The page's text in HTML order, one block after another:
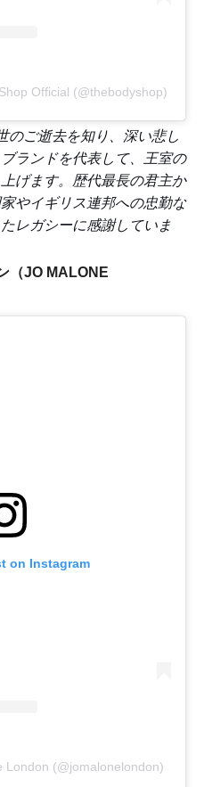
Official (@thebodyshop)
のご逝去を知り、深い悲し
ランドを代表して、王室の
げます。歴代最長の君主か
やイギリス連邦への忠勤な
レガシーに感謝していま
（JO MALONE
on Instagram
London (@jomalonelondon)